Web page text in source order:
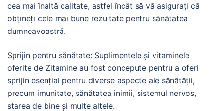
cea mai înaltă calitate, astfel încât să vă asigurați că
obțineți cele mai bune rezultate pentru sănătatea
dumneavoastră.
Sprijin pentru sănătate: Suplimentele și vitaminele
oferite de Zitamine au fost concepute pentru a oferi
sprijin esențial pentru diverse aspecte ale sănătății,
precum imunitate, sănătatea inimii, sistemul nervos,
starea de bine și multe altele.